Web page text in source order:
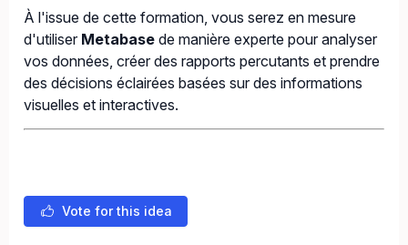
À l'issue de cette formation, vous serez en mesure
d'utiliser Metabase de manière experte pour analyser
vos données, créer des rapports percutants et prendre
des décisions éclairées basées sur des informations
visuelles et interactives.
Vote for this idea